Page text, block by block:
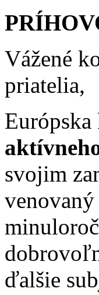
Vážené
priatelia,
svojim
ďalšie